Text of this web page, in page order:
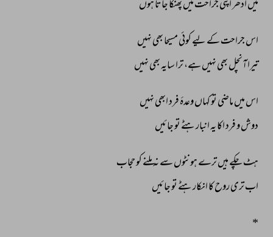
میں ادھر اپنی جراحت میں پھنکا جاتا ہوں
اس جراحت کے لیے کوئی مسیحا بھی نہیں
تیرا آنچل بھی نہیں ہے، ترا سایہ بھی نہیں
اس میں ماضی تو کہاں وعدۂ فرد ابھی نہیں
دوش و فرد اکا یہ انبار ہٹے تو جائیں
ہٹ چکے ہیں ترے ہونٹوں سے نہ ملنے کو حجاب
اب تری روح کا انکار ہٹے تو جائیں
*